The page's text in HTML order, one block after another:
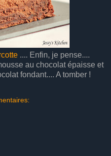
.... Enfin, je pense....
au chocolat épaisse et
fondant.... A tomber !